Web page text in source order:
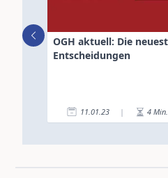
OGH aktuell: Die
Entscheidungen
11.01.23 | 4 Min.